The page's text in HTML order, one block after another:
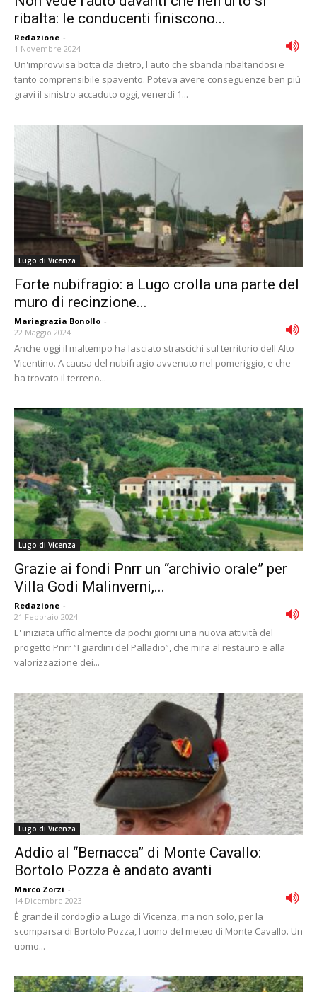
ribalta: le conducenti finiscono...
Redazione -
1 Novembre 2024
Un'improvvisa botta da dietro, l'auto che sbanda ribaltandosi e
tanto comprensibile spavento. Poteva avere conseguenze ben più
gravi il sinistro accaduto oggi, venerdì 1...
Lugo di Vicenza
Forte nubifragio: a Lugo crolla una parte del
muro di recinzione...
Mariagrazia Bonollo -
22 Maggio 2024
Anche oggi il maltempo ha lasciato strascichi sul territorio dell'Alto
Vicentino. A causa del nubifragio avvenuto nel pomeriggio, e che
ha trovato il terreno...
Lugo di Vicenza
Grazie ai fondi Pnrr un “archivio orale” per
Villa Godi Malinverni,...
Redazione -
21 Febbraio 2024
E' iniziata ufficialmente da pochi giorni una nuova attività del
progetto Pnrr “I giardini del Palladio”, che mira al restauro e alla
valorizzazione dei...
Lugo di Vicenza
Addio al “Bernacca” di Monte Cavallo:
Bortolo Pozza è andato avanti
Marco Zorzi -
14 Dicembre 2023
È grande il cordoglio a Lugo di Vicenza, ma non solo, per la
scomparsa di Bortolo Pozza, l'uomo del meteo di Monte Cavallo. Un
uomo...